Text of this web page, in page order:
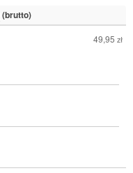
(brutto)
49,95 zł